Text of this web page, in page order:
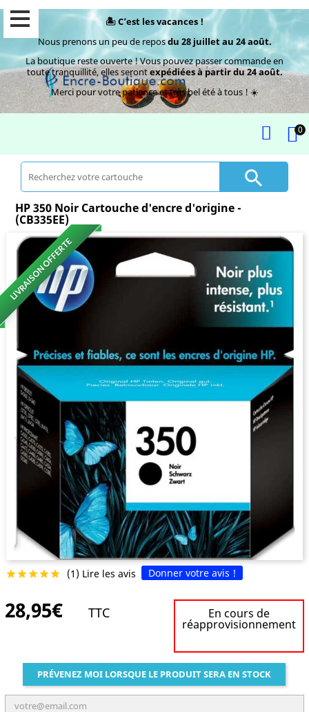
🏝️ C’est les vacances !
Nous prenons un peu de reposdu 28 juillet au 24 août.
La boutique reste ouverte ! Vous pouvez passer commande en
toute tranquillité, elles serontexpédiées à partir du 24 août.
Merci pour votre patience et très bel été à tous ! ☀️
0

HP 350 Noir Cartouche d'encre d'origine -
(CB335EE)
LIVRAISON OFFERTE
 (1) Lire les avis Donner votre avis !
28,95€ TTC En cours de
réapprovisionnement
PRÉVENEZ MOI LORSQUE LE PRODUIT SERA EN STOCK